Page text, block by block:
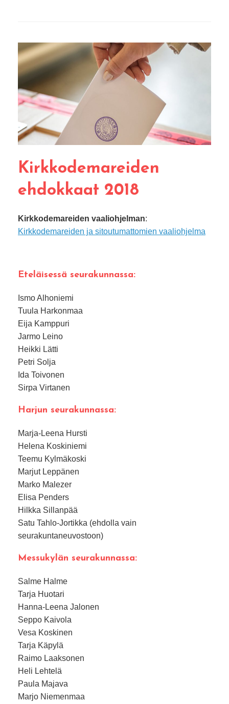
Kirkkodemareiden
ehdokkaat 2018
Kirkkodemareiden vaaliohjelman:
Kirkkodemareiden ja sitoutumattomien vaaliohjelma
Eteläisessä seurakunnassa:
Ismo Alhoniemi
Tuula Harkonmaa
Eija Kamppuri
Jarmo Leino
Heikki Lätti
Petri Solja
Ida Toivonen
Sirpa Virtanen
Harjun seurakunnassa:
Marja-Leena Hursti
Helena Koskiniemi
Teemu Kylmäkoski
Marjut Leppänen
Marko Malezer
Elisa Penders
Hilkka Sillanpää
Satu Tahlo-Jortikka (ehdolla vain
seurakuntaneuvostoon)
Messukylän seurakunnassa:
Salme Halme
Tarja Huotari
Hanna-Leena Jalonen
Seppo Kaivola
Vesa Koskinen
Tarja Käpylä
Raimo Laaksonen
Heli Lehtelä
Paula Majava
Marjo Niemenmaa